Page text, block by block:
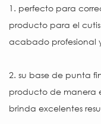
1. perfecto para
producto para el
acabado profesional
2. su base de punta
producto de manera
brinda excelentes